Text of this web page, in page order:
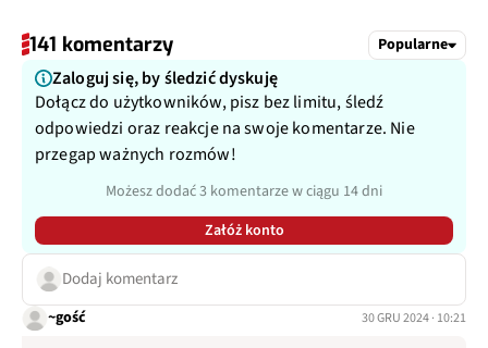
141 komentarzy Popularne
Zaloguj się, by śledzić dyskuję
Dołącz do użytkowników, pisz bez limitu, śledź
odpowiedzi oraz reakcje na swoje komentarze. Nie
przegap ważnych rozmów!
Możesz dodać 3 komentarze w ciągu 14 dni
Załóż konto
Dodaj komentarz
~gość 30 GRU 2024 · 10:21